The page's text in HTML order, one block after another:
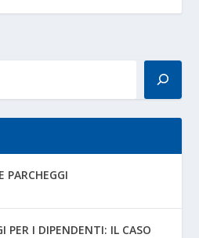
PARCHEGGI
PER I DIPENDENTI: IL CASO